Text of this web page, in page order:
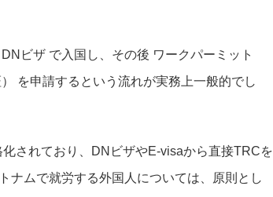
ビザ で入国し、その後 ワークパーミット
を申請するという流れが実務上一般的でし
されており、DNビザやE-visaから直接TRCを
ナムで就労する外国人については、原則とし